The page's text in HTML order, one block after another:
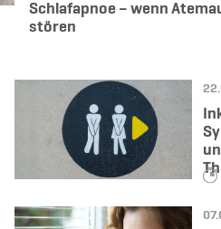
Schlafapnoe – wenn
stören